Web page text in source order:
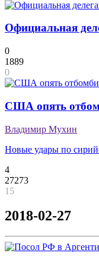
Официальная
0
1889
0
США опять
Владимир Мухин
Новые удары по
4
27273
15
2018-02-27